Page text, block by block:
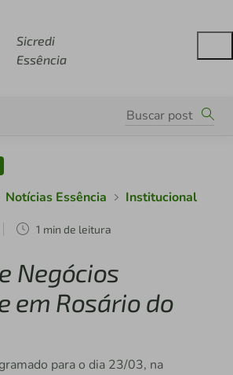
Sicredi
Essência
Notícias Essência Institucional
1 min de leitura
Negócios
em Rosário do
para o dia 23/03, na